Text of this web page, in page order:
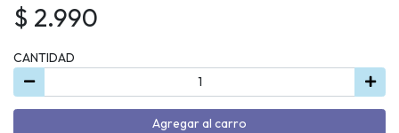
$ 2.990
CANTIDAD
Agregar al carro